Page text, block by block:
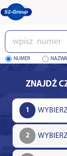
Wpisz
numer
NUMER NAZWA
ZNAJDŹ
1
2